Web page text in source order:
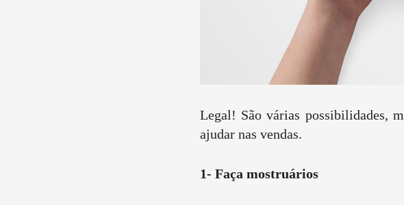
Legal! São várias possibilidades,
ajudar nas vendas.
1- Faça mostruários